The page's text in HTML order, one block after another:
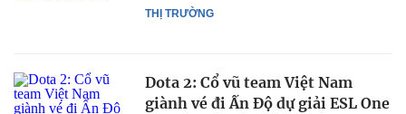
THỊ TRƯỜNG
Dota 2: Cổ vũ team Việt Nam
giành vé đi Ấn Độ dự giải ESL One